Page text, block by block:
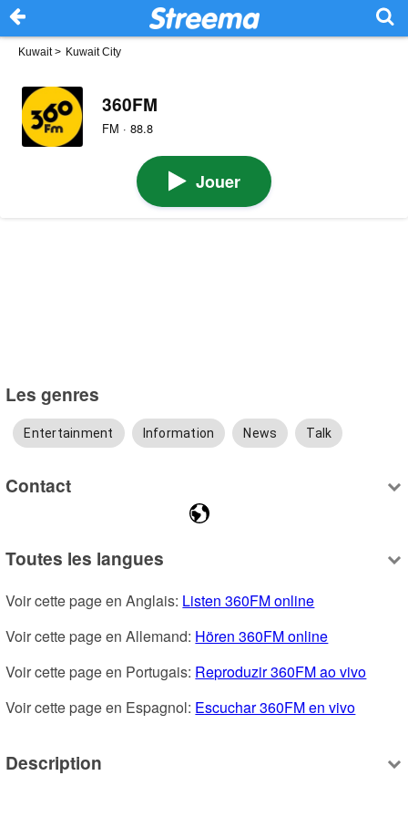
Kuwait> Kuwait City
360FM
FM · 88.8
Jouer
Les genres
Entertainment Information News Talk
Contact
Toutes les langues
Voir cette page en Anglais: Listen 360FM online
Voir cette page en Allemand: Hören 360FM online
Voir cette page en Portugais: Reproduzir 360FM ao vivo
Voir cette page en Espagnol: Escuchar 360FM en vivo
Description